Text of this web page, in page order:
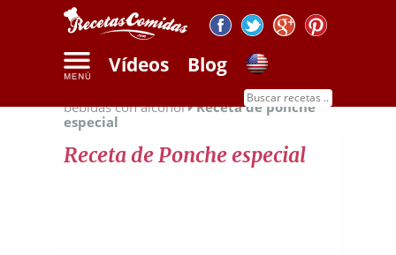
Vídeos Blog
Recetas de
bebidas con alcohol
Receta de ponche
especial
Receta de Ponche especial